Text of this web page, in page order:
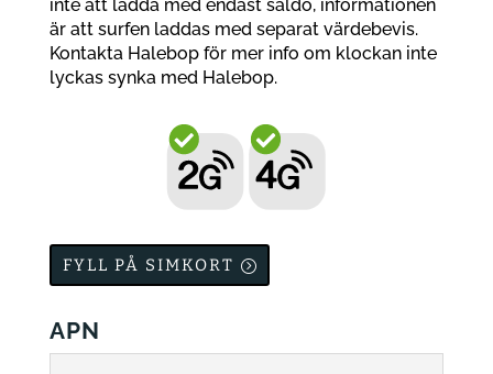
inte att ladda med endast saldo, informationen
är att surfen laddas med separat värdebevis.
Kontakta Halebop för mer info om klockan inte
lyckas synka med Halebop.
FYLL PÅ SIMKORT
APN